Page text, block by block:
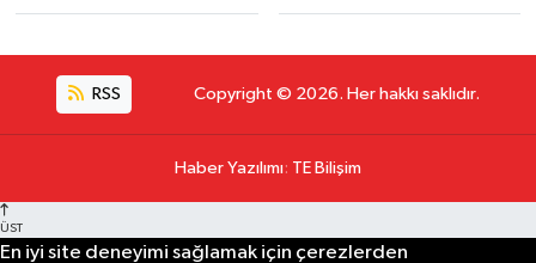
RSS Copyright © 2026. Her hakkı saklıdır.
Haber Yazılımı: TE Bilişim
ÜST
En iyi site deneyimi sağlamak için çerezlerden